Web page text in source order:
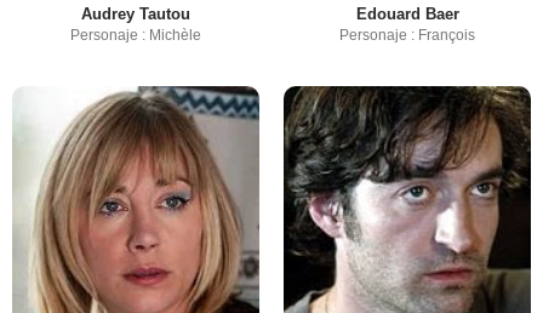
Audrey Tautou
Personaje : Michèle
Edouard Baer
Personaje : François